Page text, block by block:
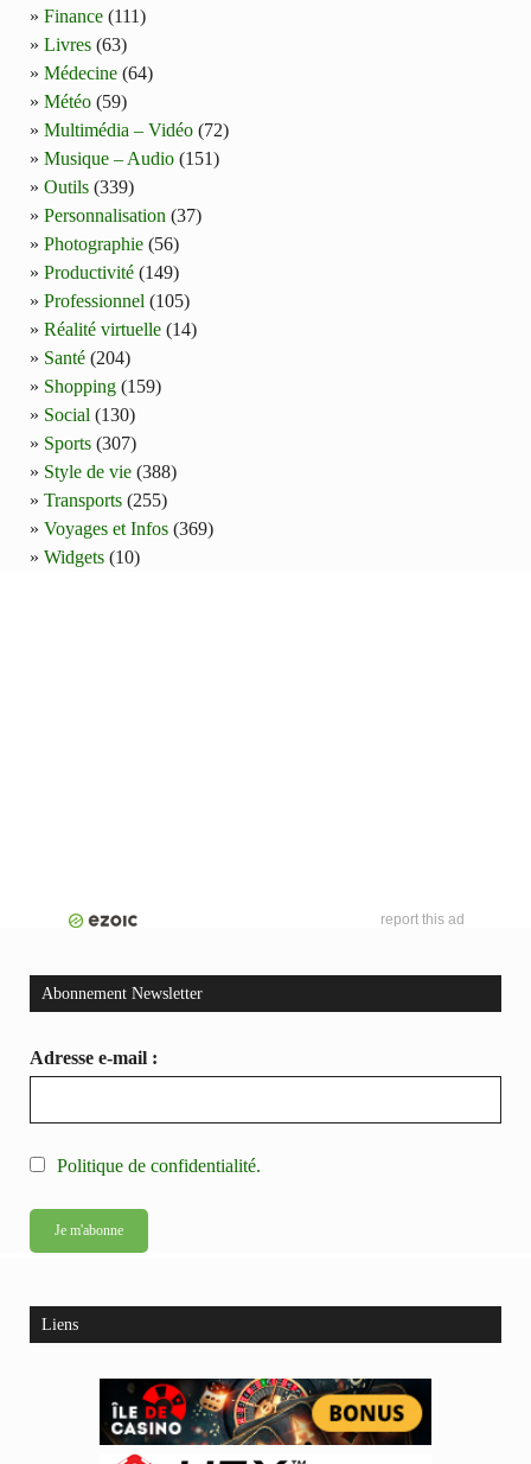
Finance (111)
Livres (63)
Médecine (64)
Météo (59)
Multimédia – Vidéo (72)
Musique – Audio (151)
Outils (339)
Personnalisation (37)
Photographie (56)
Productivité (149)
Professionnel (105)
Réalité virtuelle (14)
Santé (204)
Shopping (159)
Social (130)
Sports (307)
Style de vie (388)
Transports (255)
Voyages et Infos (369)
Widgets (10)
report this ad
Abonnement Newsletter
Adresse e-mail :
Politique de confidentialité.
Liens